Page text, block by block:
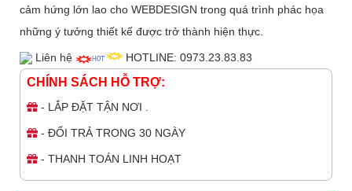
cảm hứng lớn lao cho WEBDESIGN trong quá trình phác họa
những ý tưởng thiết kế được trở thành hiện thực.
Liên hệ HOTLINE: 0973.23.83.83
CHÍNH SÁCH HỖ TRỢ:
- LẮP ĐẶT TẬN NƠI .
- ĐỔI TRẢ TRONG 30 NGÀY
- THANH TOÁN LINH HOẠT